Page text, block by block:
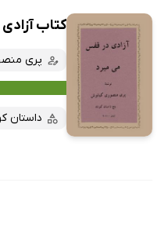
همه کتاب‌ها
کتاب‌های صوتی
کتاب‌های متنی
کتاب
پری
داستان